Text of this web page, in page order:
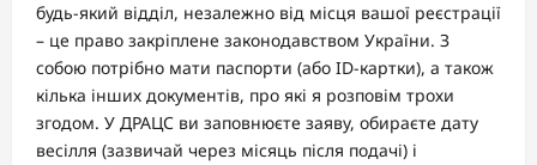
будь-який відділ, незалежно від місця вашої реєстрації
– це право закріплене законодавством України. З
собою потрібно мати паспорти (або ID-картки), а також
кілька інших документів, про які я розповім трохи
згодом. У ДРАЦС ви заповнюєте заяву, обираєте дату
весілля (зазвичай через місяць після подачі) і